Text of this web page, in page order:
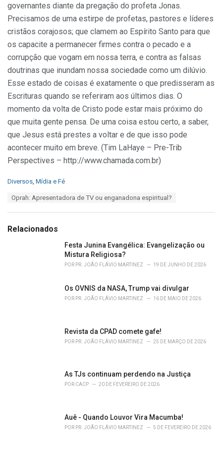
governantes diante da pregação do profeta Jonas.
Precisamos de uma estirpe de profetas, pastores e líderes
cristãos corajosos; que clamem ao Espírito Santo para que
os capacite a permanecer firmes contra o pecado e a
corrupção que vogam em nossa terra, e contra as falsas
doutrinas que inundam nossa sociedade como um dilúvio.
Esse estado de coisas é exatamente o que predisseram as
Escrituras quando se referiram aos últimos dias. O
momento da volta de Cristo pode estar mais próximo do
que muita gente pensa. De uma coisa estou certo, a saber,
que Jesus está prestes a voltar e de que isso pode
acontecer muito em breve. (Tim LaHaye – Pre-Trib
Perspectives – http://www.chamada.com.br)
C
o
r
Diversos Mídia e Fé
:
Oprah: Apresentadora de TV ou enganadona espiritual?
Relacionados
Festa Junina Evangélica: Evangelização ou
Mistura Religiosa?
POR PR. JOÃO FLÁVIO MARTINEZ 19 DE JUNHO DE 2026
Os OVNIS da NASA, Trump vai divulgar
POR PR. JOÃO FLÁVIO MARTINEZ 16 DE MAIO DE 2026
Revista da CPAD comete gafe!
POR PR. JOÃO FLÁVIO MARTINEZ 25 DE MARÇO DE 2026
As TJs continuam perdendo na Justiça
POR CACP 20 DE FEVEREIRO DE 2026
Auê - Quando Louvor Vira Macumba!
POR PR. JOÃO FLÁVIO MARTINEZ 5 DE FEVEREIRO DE 2026